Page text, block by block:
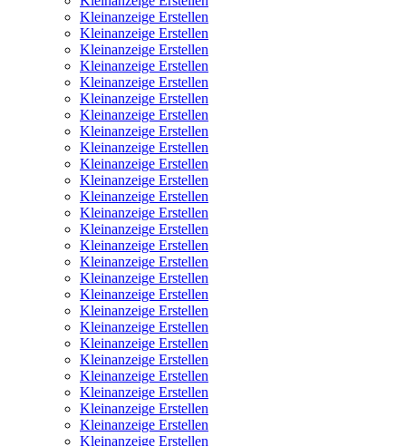
Kleinanzeige Erstellen
Kleinanzeige Erstellen
Kleinanzeige Erstellen
Kleinanzeige Erstellen
Kleinanzeige Erstellen
Kleinanzeige Erstellen
Kleinanzeige Erstellen
Kleinanzeige Erstellen
Kleinanzeige Erstellen
Kleinanzeige Erstellen
Kleinanzeige Erstellen
Kleinanzeige Erstellen
Kleinanzeige Erstellen
Kleinanzeige Erstellen
Kleinanzeige Erstellen
Kleinanzeige Erstellen
Kleinanzeige Erstellen
Kleinanzeige Erstellen
Kleinanzeige Erstellen
Kleinanzeige Erstellen
Kleinanzeige Erstellen
Kleinanzeige Erstellen
Kleinanzeige Erstellen
Kleinanzeige Erstellen
Kleinanzeige Erstellen
Kleinanzeige Erstellen
Kleinanzeige Erstellen